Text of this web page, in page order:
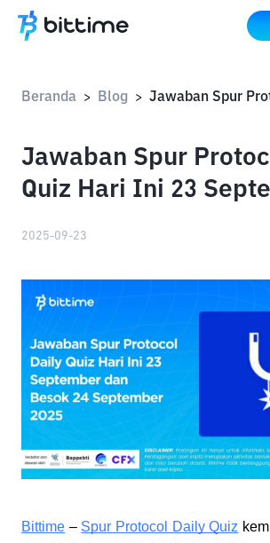
Beranda > Blog >
Jawaban Spur
Quiz Hari Ini 23
2025-09-23
Bittime – Spur Protocol Daily Quiz